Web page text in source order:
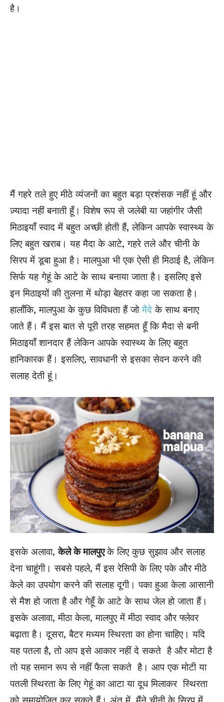
है।
मैं गहरे तले हुए मीठे व्यंजनों का बहुत बड़ा प्रशंसक नहीं हूं और
ज़्यादा नहीं बनाती हूँ। विशेष रूप से जलेबी या जहांगीर जैसी
मिठाइयाँ स्वाद में बहुत अच्छी होती हैं, लेकिन आपके स्वास्थ्य के
लिए बहुत खराब। यह मैदा के आटे, गहरे तले और चीनी के
सिरप में डूबा हुआ है। मालपुआ भी एक ऐसी ही मिठाई है, लेकिन
सिर्फ यह गेहूं के आटे के साथ बनाया जाता है। इसलिए इसे
इन मिठाइयों की तुलना में थोड़ा बेहतर कहा जा सकता है।
हालाँकि, मालपुआ के कुछ विविधता हैं जोमैदे के साथ बनाए
जाते हैं। मैं इस बात से पूरी तरह सहमत हूँ कि मैदा से बनी
मिठाइयाँ शानदार हैं लेकिन आपके स्वास्थ्य के लिए बहुत
हानिकारक हैं। इसलिए, सावधानी से इसका सेवन करने की
सलाह देती हूं।
इसके अलावा,केले के मालपुएके लिए कुछ सुझाव और सलाह
देना चाहूंगी। सबसे पहले, मैं इस रेसिपी के लिए पके और मीठे
केले का उपयोग करने की सलाह दूगी। पका हुआ केला आसानी
से मैश हो जाता है और गेहूँ के आटे के साथ जेल हो जाता हैं।
इसके अलावा, मीठा केला, मालपुए में मीठा स्वाद और फ्लेवर
बढ़ाता है। दूसरा, बैटर मध्यम स्थिरता का होना चाहिए। यदि
यह पतला है, तो आप इसे आकार नहीं दे सकते है और मोटा है
तो यह समान रूप से नहीं फैला सकते है। आप एक मोटी या
पतली स्थिरता के लिए गेहूं का आटा या दूध मिलाकर स्थिरता